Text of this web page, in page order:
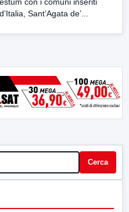
Sant’Agata de’...
Cerca